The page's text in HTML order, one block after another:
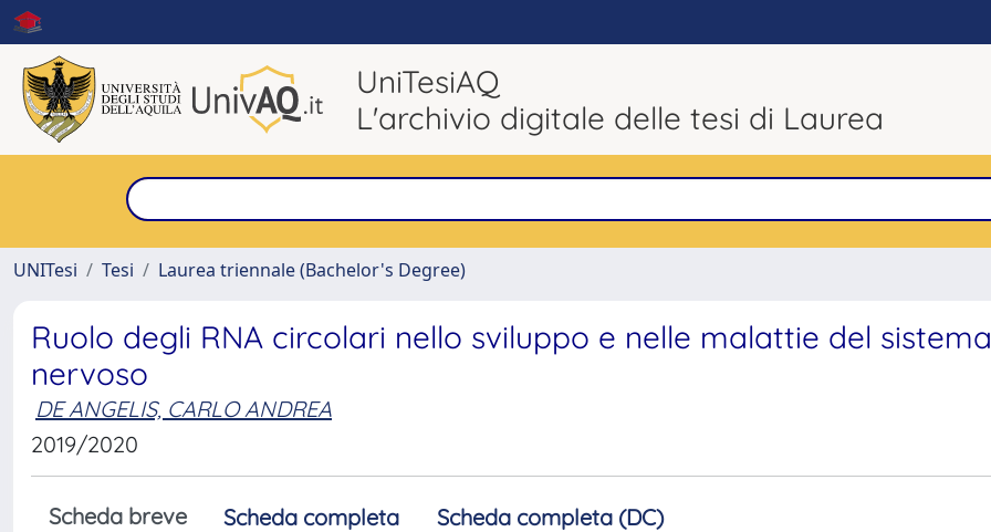
UniTesiAQ
L'archivio digitale delle tesi di Laurea
UNITesi
Tesi Laurea triennale (Bachelor's Degree)
Ruolo degli RNA circolari nello sviluppo e nelle malattie del sistema
nervoso
DE ANGELIS, CARLO ANDREA
2019/2020
Scheda breve Scheda completa Scheda completa (DC)